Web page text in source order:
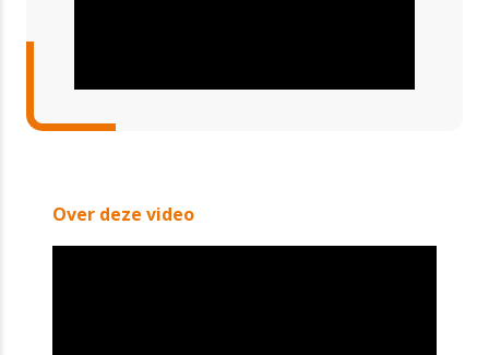
Over deze video